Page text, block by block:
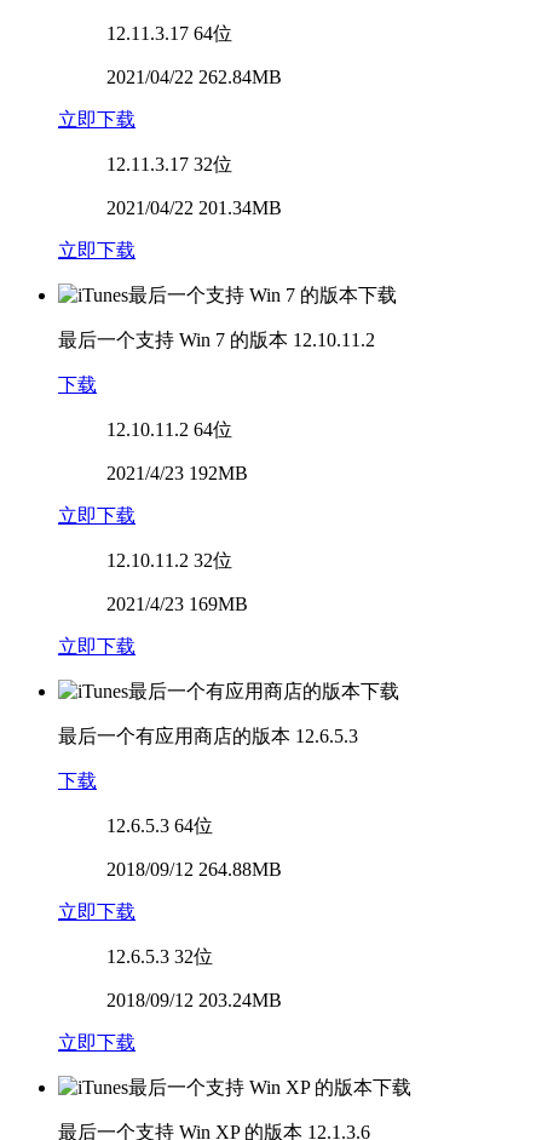
12.11.3.17 64位
2021/04/22 262.84MB
立即下载
12.11.3.17 32位
2021/04/22 201.34MB
立即下载
最后一个支持 Win 7 的版本 12.10.11.2
下载
12.10.11.2 64位
2021/4/23 192MB
立即下载
12.10.11.2 32位
2021/4/23 169MB
立即下载
最后一个有应用商店的版本 12.6.5.3
下载
12.6.5.3 64位
2018/09/12 264.88MB
立即下载
12.6.5.3 32位
2018/09/12 203.24MB
立即下载
最后一个支持 Win XP 的版本 12.1.3.6